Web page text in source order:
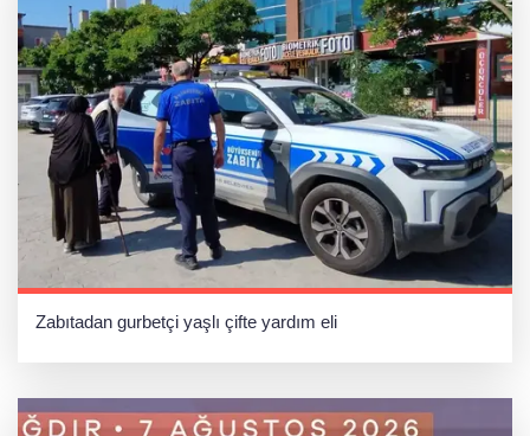
Zabıtadan gurbetçi yaşlı çifte yardım eli